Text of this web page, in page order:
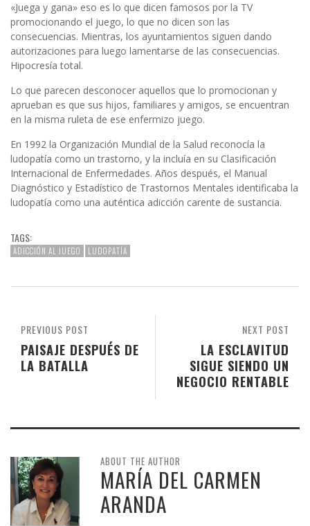
«Juega y gana» eso es lo que dicen famosos por la TV
promocionando el juego, lo que no dicen son las
consecuencias. Mientras, los ayuntamientos siguen dando
autorizaciones para luego lamentarse de las consecuencias.
Hipocresía total.
Lo que parecen desconocer aquellos que lo promocionan y
aprueban es que sus hijos, familiares y amigos, se encuentran
en la misma ruleta de ese enfermizo juego.
En 1992 la Organización Mundial de la Salud reconocía la
ludopatía como un trastorno, y la incluía en su Clasificación
Internacional de Enfermedades. Años después, el Manual
Diagnóstico y Estadístico de Trastornos Mentales identificaba la
ludopatía como una auténtica adicción carente de sustancia.
TAGS:
ADICCIÓN AL JUEGO LUDOPATÍA
NEXT POST
LA ESCLAVITUD
SIGUE SIENDO UN
NEGOCIO RENTABLE
PREVIOUS POST
PAISAJE DESPUÉS DE
LA BATALLA
ABOUT THE AUTHOR
MARÍA DEL CARMEN
ARANDA